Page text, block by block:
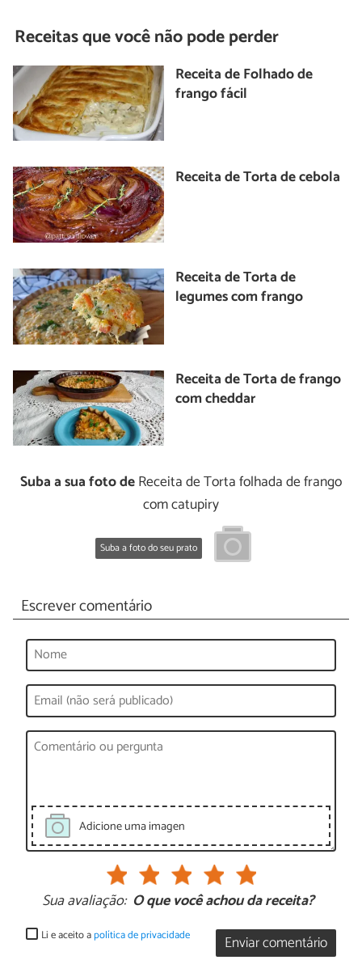
Receitas que você não pode perder
Receita de Folhado de
frango fácil
Receita de Torta de cebola
Receita de Torta de
legumes com frango
Receita de Torta de frango
com cheddar
Suba a sua foto deReceita de Torta folhada de frango
com catupiry
Suba a foto do seu prato
Escrever comentário
Adicione uma imagen
Sua avaliação: O que você achou da receita?
Enviar comentário
Li e aceito apolítica de privacidade